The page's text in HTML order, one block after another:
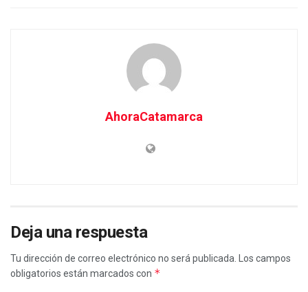
AhoraCatamarca
Deja una respuesta
Tu dirección de correo electrónico no será publicada. Los campos
obligatorios están marcados con *